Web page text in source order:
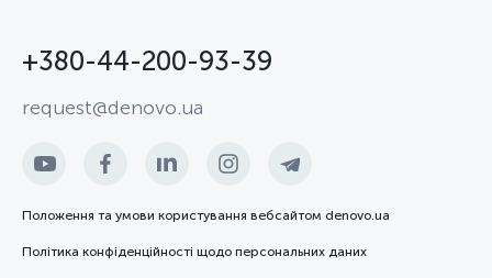
+380-44-200-93-39
request@denovo.ua
Положення та умови користування вебсайтом denovo.ua
Політика конфіденційності щодо персональних даних